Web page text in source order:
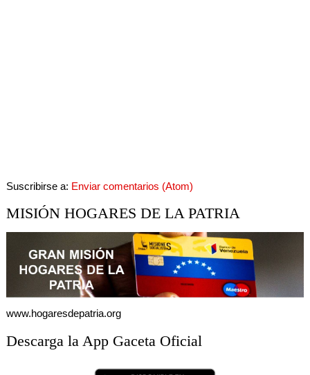
Suscribirse a: Enviar comentarios (Atom)
MISIÓN HOGARES DE LA PATRIA
www.hogaresdepatria.org
Descarga la App Gaceta Oficial